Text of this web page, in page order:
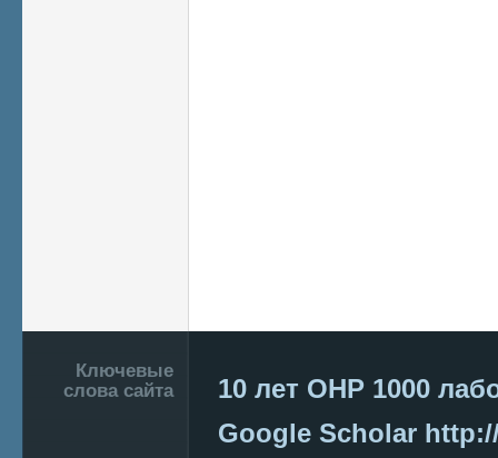
Подвал
Ключевые
слова сайта
10 лет ОНР 1000
Google Scholar